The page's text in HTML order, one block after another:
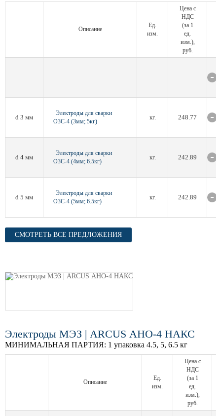
Описание
Ед.
изм.
Цена с
НДС
(за 1
ед.
изм.),
руб.
d 3 мм
Электроды для сварки
ОЗС-4 (3мм; 5кг)
кг. 248.77
d 4 мм
Электроды для сварки
ОЗС-4 (4мм; 6.5кг)
кг. 242.89
d 5 мм
Электроды для сварки
ОЗС-4 (5мм; 6.5кг)
кг. 242.89
СМОТРЕТЬ ВСЕ ПРЕДЛОЖЕНИЯ
Электроды МЭЗ | ARCUS АНО-4 НАКС
МИНИМАЛЬНАЯ ПАРТИЯ: 1 упаковка 4.5, 5, 6.5 кг
Описание
Ед.
изм.
Цена с
НДС
(за 1
ед.
изм.),
руб.